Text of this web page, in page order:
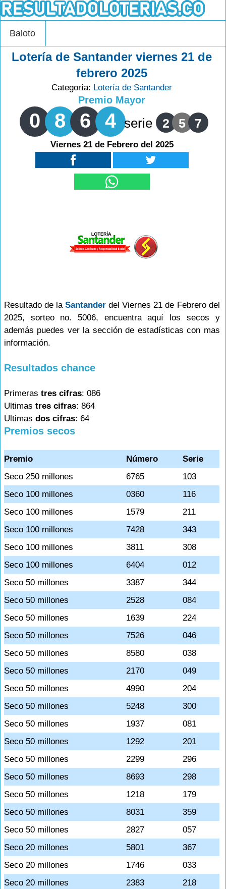
Baloto
Lotería de Santander viernes 21 de
febrero 2025
Categoría: Lotería de Santander
Premio Mayor
0 8 6 4 serie 2 5 7
Viernes 21 de Febrero del 2025
Resultado de laSantander del Viernes 21 de Febrero del
2025, sorteo no. 5006, encuentra aquí los secos y
además puedes ver la sección de estadísticas con mas
información.
Resultados chance
Primeras tres cifras: 086
Ultimas tres cifras: 864
Ultimas dos cifras: 64
Premios secos
Premio Número
Serie
Seco 250 millones
6765
103
Seco 100 millones
0360
116
Seco 100 millones
1579
211
Seco 100 millones
7428
343
Seco 100 millones
3811
308
Seco 100 millones
6404
012
Seco 50 millones
3387
344
Seco 50 millones
2528
084
Seco 50 millones
1639
224
Seco 50 millones
7526
046
Seco 50 millones
8580
038
Seco 50 millones
2170
049
Seco 50 millones
4990
204
Seco 50 millones
5248
300
Seco 50 millones
1937
081
Seco 50 millones
1292
201
Seco 50 millones
2299
296
Seco 50 millones
8693
298
Seco 50 millones
1218
179
Seco 50 millones
8031
359
Seco 50 millones
2827
057
Seco 20 millones
5801
367
Seco 20 millones
1746
033
Seco 20 millones
2383
218